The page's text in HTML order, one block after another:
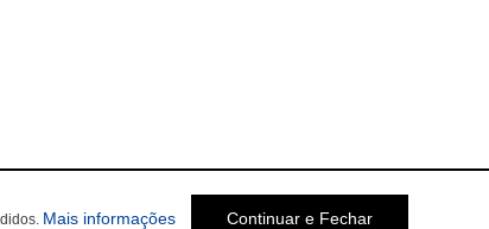
Mais informações Continuar e Fechar